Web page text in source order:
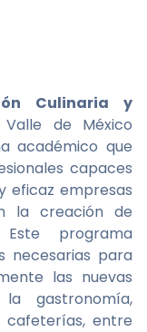
Culinaria y
de México
académico que
capaces
eficaz empresas
la creación de
programa
necesarias para
las nuevas
gastronomía,
cafeterías, entre